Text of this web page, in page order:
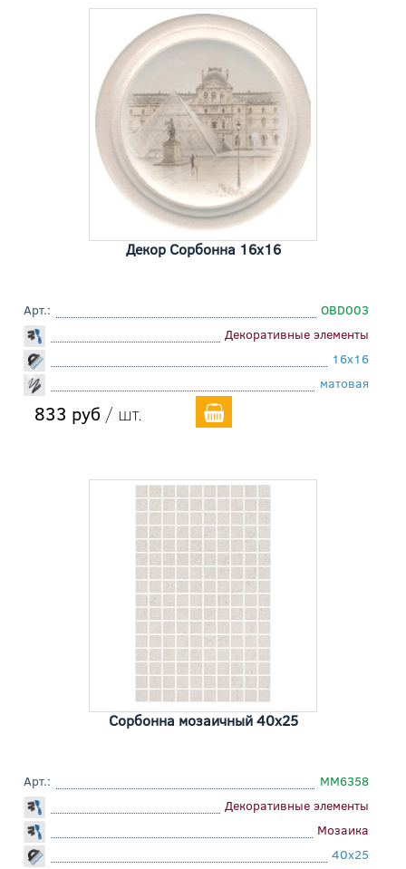
Декор Сорбонна 16x16
Арт.:
OBD003
Декоративные элементы
16x16
матовая
833 руб / шт.
Сорбонна мозаичный 40x25
Арт.:
MM6358
Декоративные элементы
Мозаика
40x25